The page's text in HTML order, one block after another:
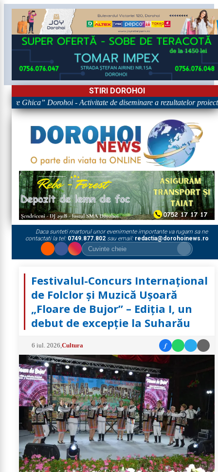
STIRI DOROHOI
Ghica” Dorohoi - Activitate de diseminare a rezultatelor
Daca sunteti martorul unor evenimente importante va rugam sa ne
contactati la tel: 0749.877.802sau email: redactia@dorohoinews.ro
Festivalul-Concurs Internațional
de Folclor și Muzică Ușoară
„Floare de Bujor” – Ediția I, un
debut de excepție la Suharău
6 iul. 2026 ,Cultura f